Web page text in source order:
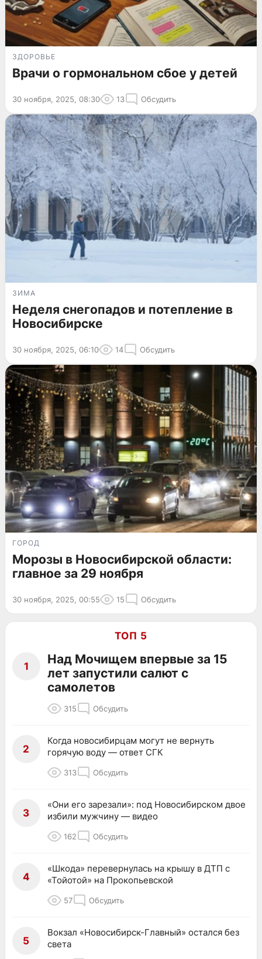
ЗДОРОВЬЕ
Врачи о гормональном сбое у детей
30 ноября, 2025, 08:30 13 Обсудить
ЗИМА
Неделя снегопадов и потепление в
Новосибирске
30 ноября, 2025, 06:10 14 Обсудить
ГОРОД
Морозы в Новосибирской области:
главное за 29 ноября
30 ноября, 2025, 00:55 15 Обсудить
ТОП 5
1
Над Мочищем впервые за 15
лет запустили салют с
самолетов
315 Обсудить
2
Когда новосибирцам могут не вернуть
горячую воду — ответ СГК
313 Обсудить
3
«Они его зарезали»: под Новосибирском двое
избили мужчину — видео
162 Обсудить
4
«Шкода» перевернулась на крышу в ДТП с
«Тойотой» на Прокопьевской
57 Обсудить
5
Вокзал «Новосибирск-Главный» остался без
света